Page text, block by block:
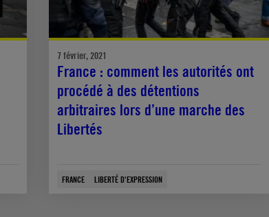
7 février, 2021
France : comment les autorités ont
procédé à des détentions
arbitraires lors d’une marche des
Libertés
FRANCE LIBERTÉ D'EXPRESSION